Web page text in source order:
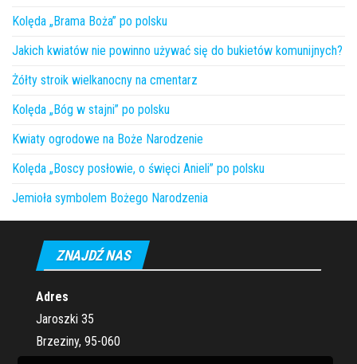
Kolęda „Brama Boża” po polsku
Jakich kwiatów nie powinno używać się do bukietów komunijnych?
Żółty stroik wielkanocny na cmentarz
Kolęda „Bóg w stajni” po polsku
Kwiaty ogrodowe na Boże Narodzenie
Kolęda „Boscy posłowie, o święci Anieli” po polsku
Jemioła symbolem Bożego Narodzenia
ZNAJDŹ NAS
Adres
Jaroszki 35
Brzeziny, 95-060